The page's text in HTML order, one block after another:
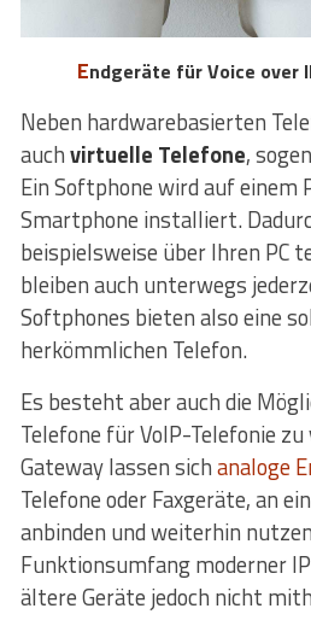
Endgeräte für Voice over
Neben hardwarebasierten
auchvirtuelle Telefone,
Ein Softphone wird auf einem
Smartphone installiert.
beispielsweise über Ihren PC
bleiben auch unterwegs
Softphones bieten also eine
herkömmlichen Telefon.
Es besteht aber auch die
Telefone für VoIP-Telefonie
Gateway lassen sichanaloge
Telefone oder Faxgeräte, an
anbinden und weiterhin
Funktionsumfang moderner
ältere Geräte jedoch nicht